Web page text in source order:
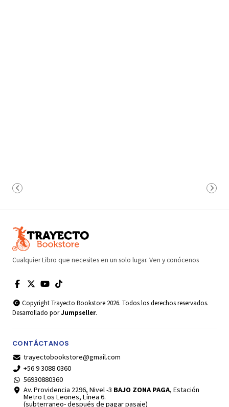
Cualquier Libro que necesites en un solo lugar. Ven y conócenos
Copyright Trayecto Bookstore 2026. Todos los derechos reservados.
Desarrollado porJumpseller.
CONTÁCTANOS
trayectobookstore@gmail.com
+56 9 3088 0360
56930880360
Av. Providencia 2296, Nivel -3 BAJO ZONA PAGA, Estación
Metro Los Leones, Línea 6.
(subterraneo- después de pagar pasaje)